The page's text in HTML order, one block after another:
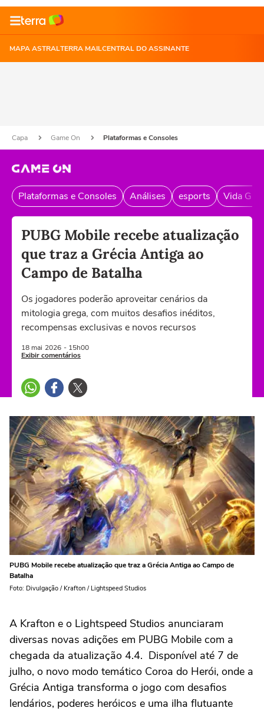
MAPA ASTRALTERRA MAILCENTRAL DO ASSINANTE
Capa Game On Plataformas e Consoles
Plataformas e Consoles Análises esports Vida
PUBG Mobile recebe atualização
que traz a Grécia Antiga ao
Campo de Batalha
Os jogadores poderão aproveitar cenários da
mitologia grega, com muitos desafios inéditos,
recompensas exclusivas e novos recursos
18 mai 2026 - 15h00
Exibir comentários
PUBG Mobile recebe atualização que traz a Grécia Antiga ao Campo de
Batalha
Foto: Divulgação / Krafton / Lightspeed Studios
A Krafton e o Lightspeed Studios anunciaram
diversas novas adições em PUBG Mobile com a
chegada da atualização 4.4. Disponível até 7 de
julho, o novo modo temático Coroa do Herói, onde a
Grécia Antiga transforma o jogo com desafios
lendários, poderes heróicos e uma ilha flutuante